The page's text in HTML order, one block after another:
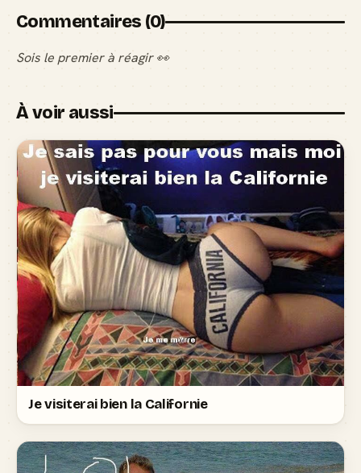
Commentaires (0)
Sois le premier à réagir 👀
À voir aussi
Je visiterai bien la Californie